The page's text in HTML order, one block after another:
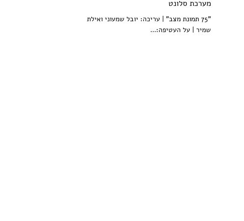
מערכת סלונט
"75 תמונת מצב" | עריכה: יובל שמעוני ואילת
שמיר | על העטיפה:...